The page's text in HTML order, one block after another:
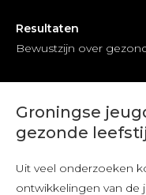
Resultaten
Bewustzijn over
Groningse
gezonde
Uit veel onderzoeken
ontwikkelingen van de